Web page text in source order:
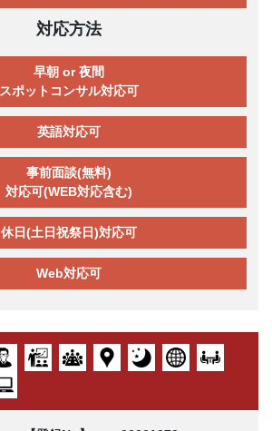
対応方法
早朝 or 夜間
スポットコンサル対応可
英語対応可
事前面談(無料)
対応可(WEB対応含む)
休日(土日祝祭日)対応可
Web対応可